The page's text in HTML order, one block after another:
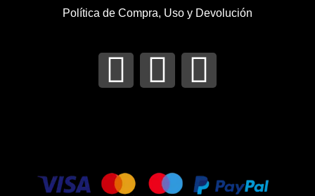
Política de Compra, Uso y Devolución
I
n
t
T
w
t
F
a
e